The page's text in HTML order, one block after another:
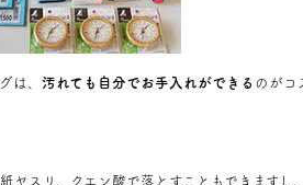
は、 汚れても自分でお手入れができる のがコ
ヤスリ、クエン酸で落とすこともできますし